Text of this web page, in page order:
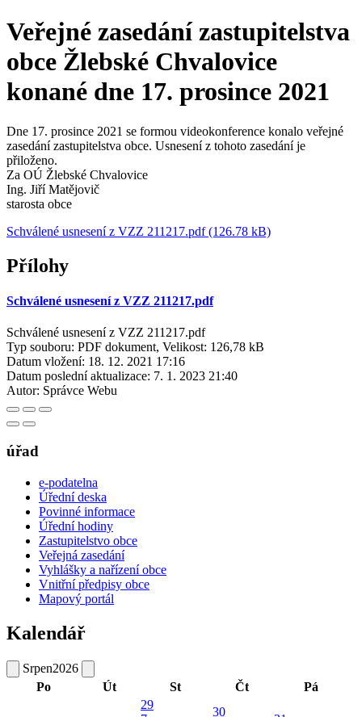
Veřejné zasedání zastupitelstva
obce Žlebské Chvalovice
konané dne 17. prosince 2021
Dne 17. prosince 2021 se formou videokonference konalo veřejné
zasedání zastupitelstva obce. Usnesení z tohoto zasedání je
přiloženo.
Za OÚ Žlebské Chvalovice
Ing. Jiří Matějovič
starosta obce
Schválené usnesení z VZZ 211217.pdf (126.78 kB)
Přílohy
Schválené usnesení z VZZ 211217.pdf
Schválené usnesení z VZZ 211217.pdf
Typ souboru: PDF dokument, Velikost: 126,78 kB
Datum vložení: 18. 12. 2021 17:16
Datum poslední aktualizace: 7. 1. 2023 21:40
Autor: Správce Webu
úřad
e-podatelna
Úřední deska
Povinné informace
Úřední hodiny
Zastupitelstvo obce
Veřejná zasedání
Vyhlášky a nařízení obce
Vnitřní předpisy obce
Mapový portál
Kalendář
Srpen2026
Po
Út St Čt Pá
29
30